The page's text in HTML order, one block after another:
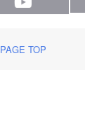
PAGE TOP